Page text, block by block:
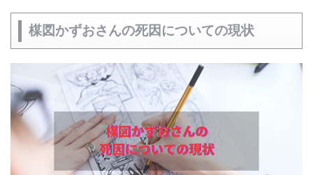
楳図かずおさんの死因についての現状